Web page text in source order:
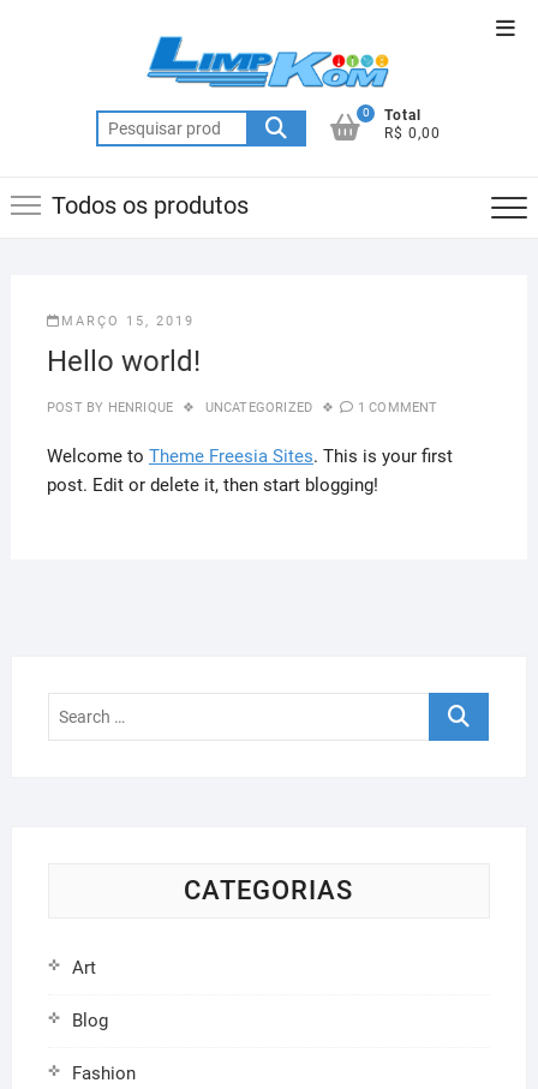
Pesquisar
por:
0
Total
R$ 0,00
Todos os produtos
MARÇO 15, 2019
Hello world!
POST BY HENRIQUE UNCATEGORIZED 1 COMMENT
Welcome to Theme Freesia Sites. This is your first
post. Edit or delete it, then start blogging!
Search
CATEGORIAS
Art
Blog
Fashion